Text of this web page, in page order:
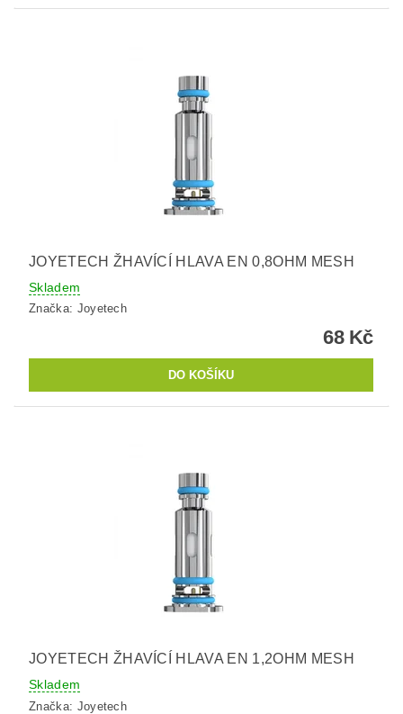
JOYETECH ŽHAVÍCÍ HLAVA EN 0,8OHM MESH
Skladem
Značka: Joyetech
68 Kč
JOYETECH ŽHAVÍCÍ HLAVA EN 1,2OHM MESH
Skladem
Značka: Joyetech